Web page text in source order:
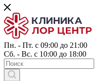
Пн. - Пт. с 09:00 до 21:00
Сб. - Вс. с 10:00 до 18:00